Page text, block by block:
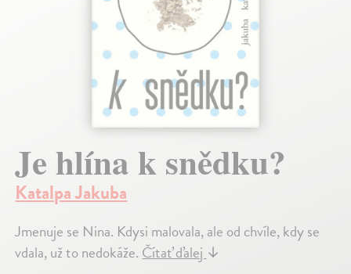
Je hlína k snědku?
Katalpa Jakuba
Jmenuje se Nina. Kdysi malovala, ale od chvíle, kdy se
vdala, už to nedokáže.Čítať ďalej↓